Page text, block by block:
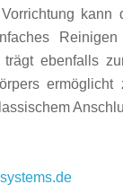
kann
ebenfalls
ermöglicht